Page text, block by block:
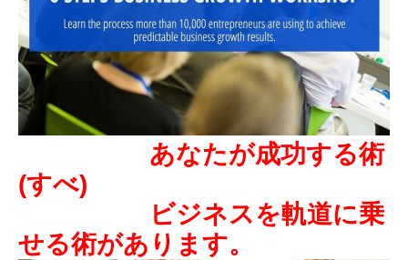
あなたが成功する術
(すべ)
ビジネスを軌道に乗
せる術があります。